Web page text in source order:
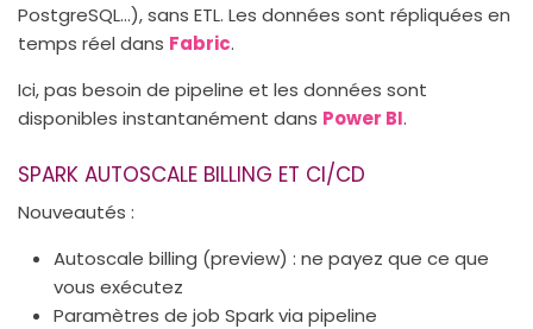
PostgreSQL…), sans ETL. Les données sont répliquées en
temps réel dans Fabric.
Ici, pas besoin de pipeline et les données sont
disponibles instantanément dans Power BI.
SPARK AUTOSCALE BILLING ET CI/CD
Nouveautés :
Autoscale billing (preview) : ne payez que ce que
vous exécutez
Paramètres de job Spark via pipeline